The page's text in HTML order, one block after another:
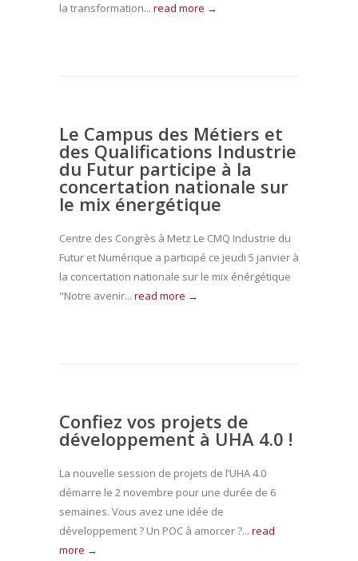
la transformation... read more →
Le Campus des Métiers et
des Qualifications Industrie
du Futur participe à la
concertation nationale sur
le mix énergétique
Centre des Congrès à Metz Le CMQ Industrie du
Futur et Numérique a participé ce jeudi 5 janvier à
la concertation nationale sur le mix énérgétique
"Notre avenir... read more →
Confiez vos projets de
développement à UHA 4.0 !
La nouvelle session de projets de l’UHA 4.0
démarre le 2 novembre pour une durée de 6
semaines. Vous avez une idée de
développement ? Un POC à amorcer ?... read
more →